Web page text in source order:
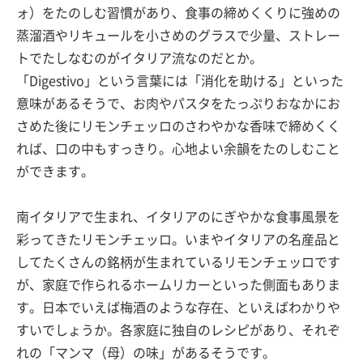
ォ）をたのしむ習慣があり、食事の締めくくりに強めの
蒸溜酒やリキュールを小さめのグラスで少量、ストレー
トでたしなむのがイタリア流なのだとか。
「Digestivo」という言葉には「消化を助ける」といった
意味があるそうで、お肉やパスタをたっぷりおなかにお
さめた後にリモンチェッロのさわやかな香味で締めくく
れば、口の中もすっきり。心地よい余韻をたのしむこと
ができます。
南イタリアで生まれ、イタリアのにぎやかな食事風景を
彩ってきたリモンチェッロ。いまやイタリアの名産品と
してたくさんの銘柄が生まれているリモンチェッロです
が、家庭で作られるホームリカーといった側面もありま
す。日本でいえば梅酒のような存在、といえばわかりや
すいでしょうか。各家庭に独自のレシピがあり、それぞ
れの「マンマ（母）の味」があるそうです。